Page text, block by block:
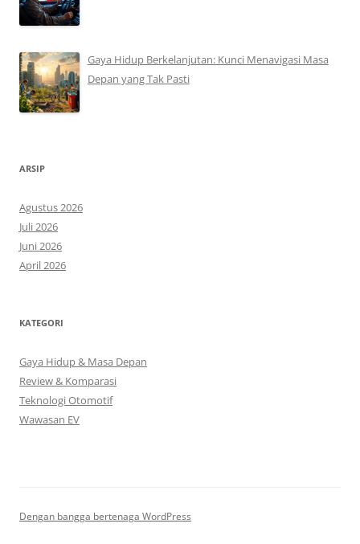
Gaya Hidup Berkelanjutan: Kunci Menavigasi Masa
Depan yang Tak Pasti
ARSIP
Agustus 2026
Juli 2026
Juni 2026
April 2026
KATEGORI
Gaya Hidup & Masa Depan
Review & Komparasi
Teknologi Otomotif
Wawasan EV
Dengan bangga bertenaga WordPress